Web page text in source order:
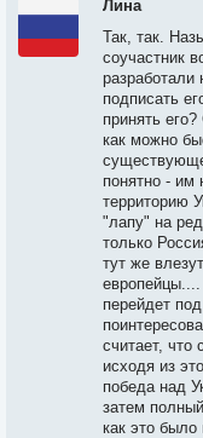
Лина
Так, так.
соучастник
разработали
подписать
принять
как можно
понятно -
территорию
"лапу" на
только
тут же
перейдет
считает, что
исходя из
победа над
затем
как это было